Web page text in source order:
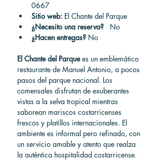
0667
Sitio web: El Chante del Parque
¿Necesito una reserva?
No
¿Hacen entregas? No
El Chante del Parque es un emblemático
restaurante de Manuel Antonio, a pocos
pasos del parque nacional. Los
comensales disfrutan de exuberantes
vistas a la selva tropical mientras
saborean mariscos costarricenses
frescos y platillos internacionales. El
ambiente es informal pero refinado, con
un servicio amable y atento que realza
la auténtica hospitalidad costarricense.